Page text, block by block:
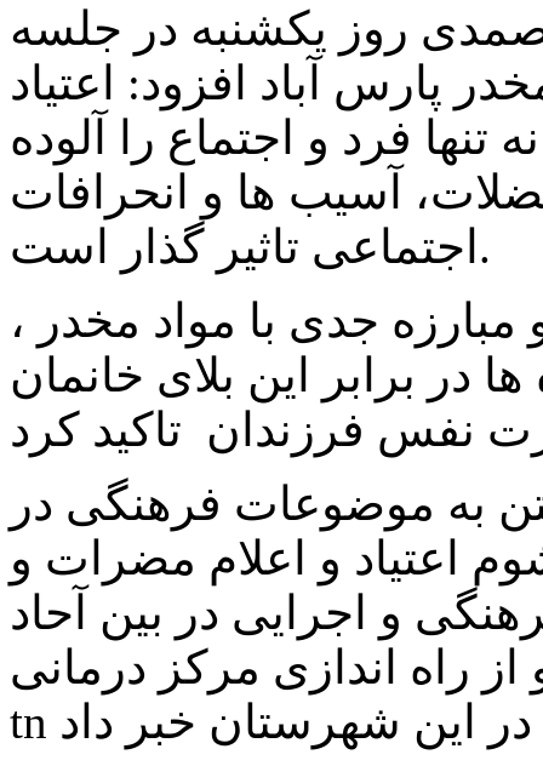
صمدی روز یکشنبه در جلسه
پارس آباد افزود: اعتیاد
تنها فرد و اجتماع را آلوده
آسیب ها و انحرافات
اجتماعی تاثیر گذار است.
جدی با مواد مخدر ،
در برابر این بلای خانمان
به موضوعات فرهنگی در
اعتیاد و اعلام مضرات و
و اجرایی در بین آحاد
راه اندازی مرکز درمانی